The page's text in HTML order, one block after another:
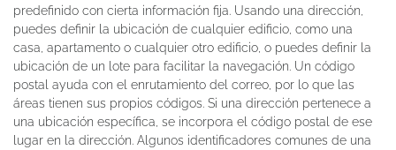
predefinido con cierta información fija. Usando una dirección,
puedes definir la ubicación de cualquier edificio, como una
casa, apartamento o cualquier otro edificio, o puedes definir la
ubicación de un lote para facilitar la navegación. Un código
postal ayuda con el enrutamiento del correo, por lo que las
áreas tienen sus propios códigos. Si una dirección pertenece a
una ubicación específica, se incorpora el código postal de ese
lugar en la dirección. Algunos identificadores comunes de una